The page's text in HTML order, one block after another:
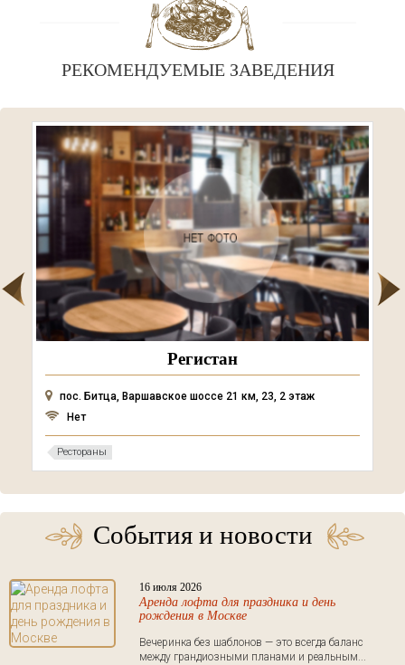
РЕКОМЕНДУЕМЫЕ ЗАВЕДЕНИЯ
Регистан
пос. Битца, Варшавское шоссе 21 км, 23, 2 этаж
Нет
Рестораны
События и новости
16 июля 2026
Аренда лофта для праздника и день
рождения в Москве
Вечеринка без шаблонов — это всегда баланс
между грандиозными планами и реальным...